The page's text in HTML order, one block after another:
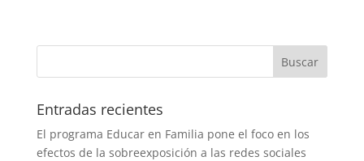
Entradas recientes
El programa Educar en Familia pone el foco en los
efectos de la sobreexposición a las redes sociales